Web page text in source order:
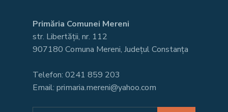
Primăria Comunei Mereni
str. Libertății, nr. 112
907180 Comuna Mereni, Județul Constanța
Telefon: 0241 859 203
Email: primaria.mereni@yahoo.com